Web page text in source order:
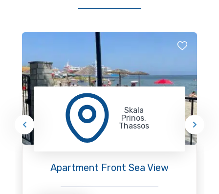
Skala
Prinos,
Thassos
Apartment Front Sea View